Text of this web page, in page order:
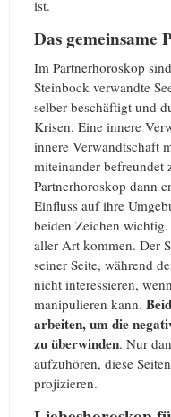
ist.
Das gemeinsame
Im Partnerhoroskop
Steinbock verwandte
selber beschäftigt und
Krisen. Eine innere
innere Verwandtschaft
miteinander befreundet
Partnerhoroskop dann
Einfluss auf ihre
beiden Zeichen
aller Art kommen. Der
seiner Seite, während
nicht interessieren,
manipulieren kann.
arbeiten, um die
zu überwinden. Nur
aufzuhören, diese
projizieren.